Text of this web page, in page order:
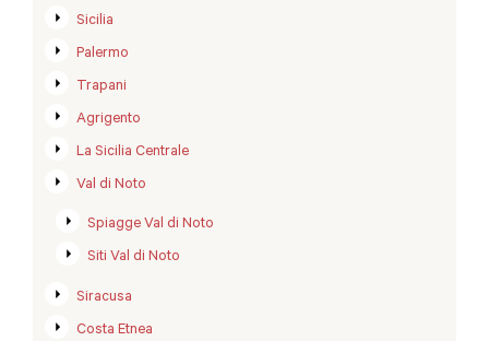
Sicilia
Palermo
Trapani
Agrigento
La Sicilia Centrale
Val di Noto
Spiagge Val di Noto
Siti Val di Noto
Siracusa
Costa Etnea